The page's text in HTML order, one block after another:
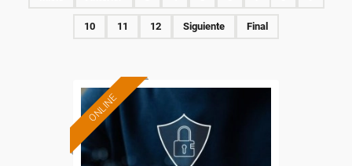
10 11 12 Siguiente Final
ONLINE
Formación 100%
subvencionada.